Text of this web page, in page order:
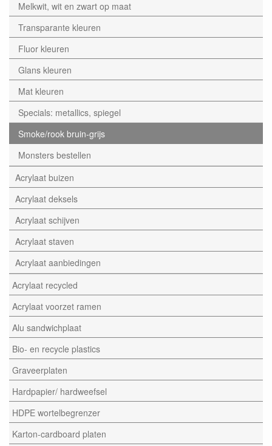
Melkwit, wit en zwart op maat
Transparante kleuren
Fluor kleuren
Glans kleuren
Mat kleuren
Specials: metallics, spiegel
Smoke/rook bruin-grijs
Monsters bestellen
Acrylaat buizen
Acrylaat deksels
Acrylaat schijven
Acrylaat staven
Acrylaat aanbiedingen
Acrylaat recycled
Acrylaat voorzet ramen
Alu sandwichplaat
Bio- en recycle plastics
Graveerplaten
Hardpapier/ hardweefsel
HDPE wortelbegrenzer
Karton-cardboard platen